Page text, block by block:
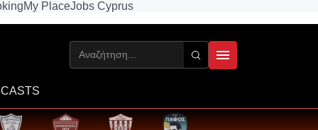
My PlaceJobs Cyprus